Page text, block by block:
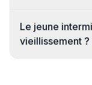
Le jeune
vieillissement ?